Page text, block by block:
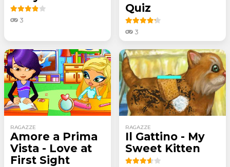
3
Quiz
3
RAGAZZE
Amore a Prima
Vista - Love at
First Sight
RAGAZZE
Il Gattino - My
Sweet Kitten